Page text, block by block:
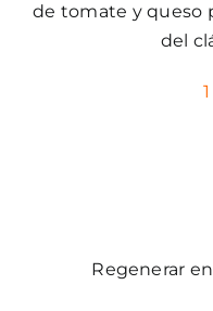
de tomate y queso
del
Regenerar